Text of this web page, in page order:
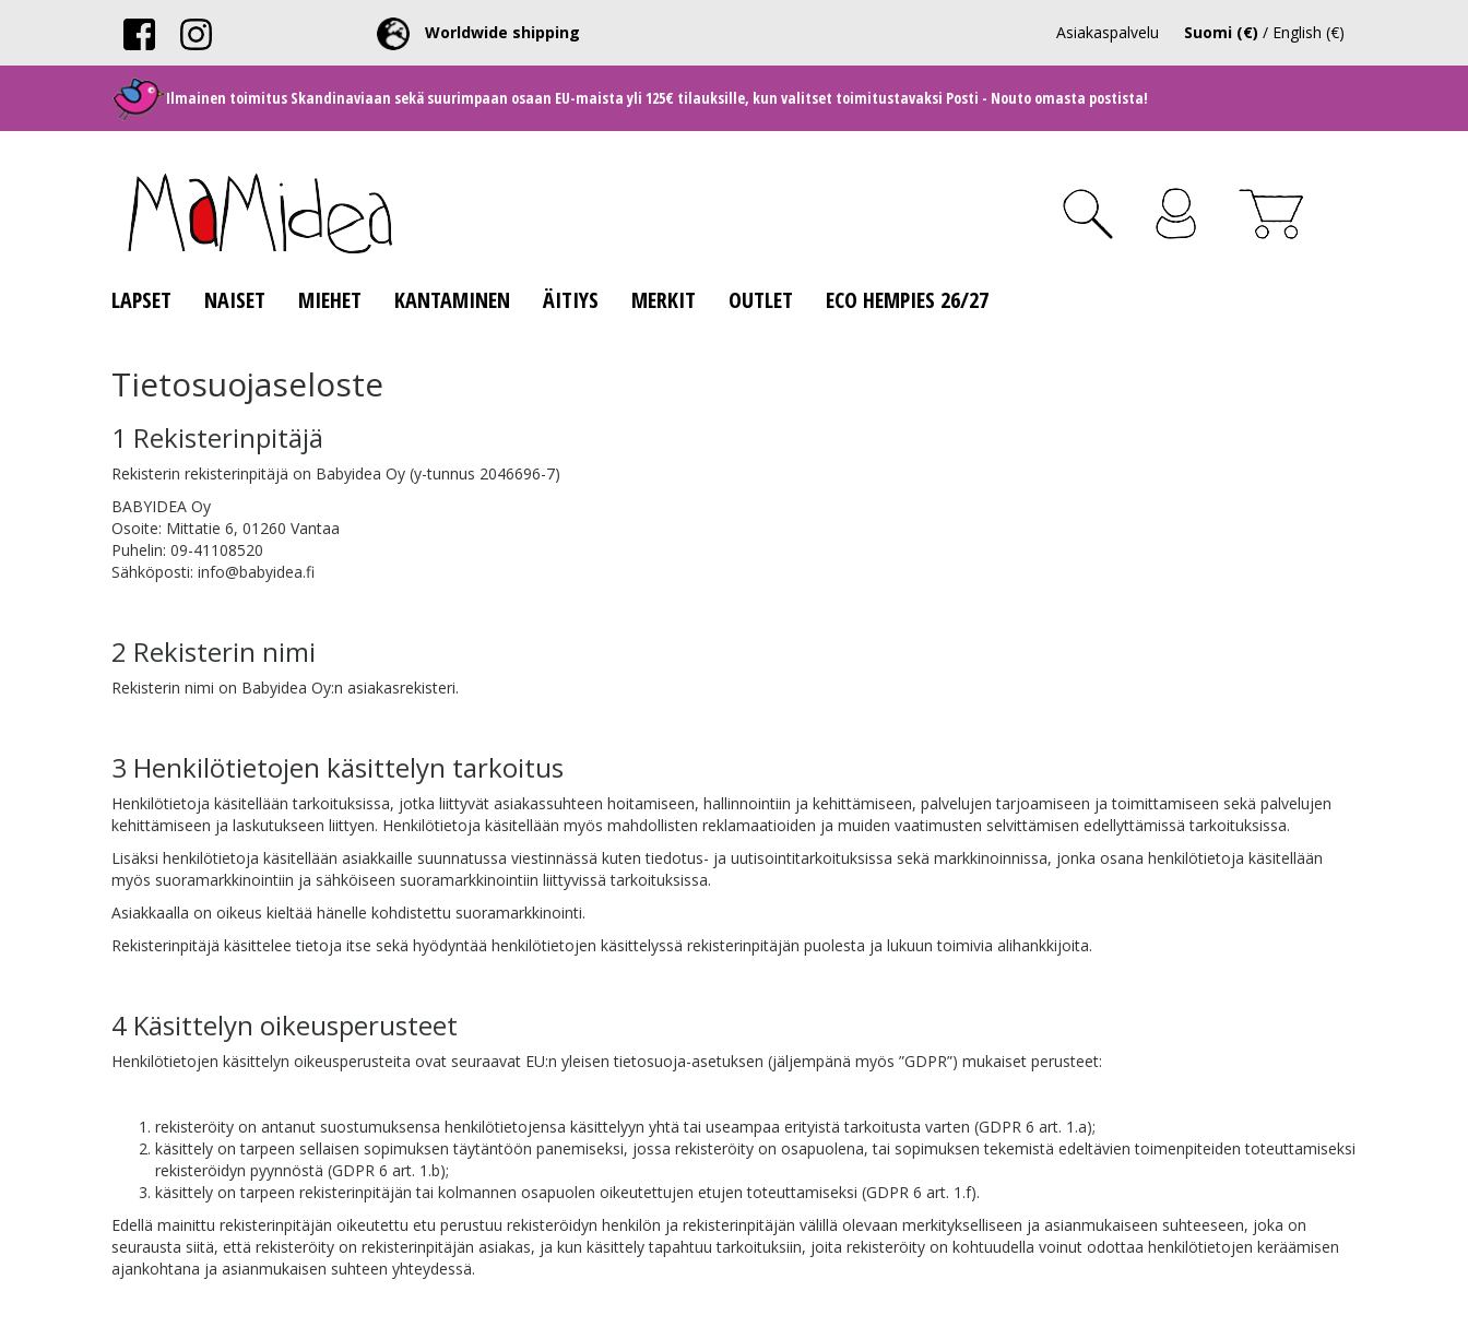
Worldwide shipping Suomi (€) / English (€)
Asiakaspalvelu
Ilmainen toimitus Skandinaviaan sekä suurimpaan osaan EU-maista yli 125€ tilauksille, kun valitset toimitustavaksi Posti - Nouto omasta postista!
LAPSET NAISET MIEHET KANTAMINEN ÄITIYS MERKIT OUTLET ECO HEMPIES 26/27
Tietosuojaseloste
1 Rekisterinpitäjä
Rekisterin rekisterinpitäjä on Babyidea Oy (y-tunnus 2046696-7)
BABYIDEA Oy
Osoite: Mittatie 6, 01260 Vantaa
Puhelin: 09-41108520
Sähköposti: info@babyidea.fi
2 Rekisterin nimi
Rekisterin nimi on Babyidea Oy:n asiakasrekisteri.
3 Henkilötietojen käsittelyn tarkoitus
Henkilötietoja käsitellään tarkoituksissa, jotka liittyvät asiakassuhteen hoitamiseen, hallinnointiin ja kehittämiseen, palvelujen tarjoamiseen ja toimittamiseen sekä palvelujen
kehittämiseen ja laskutukseen liittyen. Henkilötietoja käsitellään myös mahdollisten reklamaatioiden ja muiden vaatimusten selvittämisen edellyttämissä tarkoituksissa.
Lisäksi henkilötietoja käsitellään asiakkaille suunnatussa viestinnässä kuten tiedotus- ja uutisointitarkoituksissa sekä markkinoinnissa, jonka osana henkilötietoja käsitellään
myös suoramarkkinointiin ja sähköiseen suoramarkkinointiin liittyvissä tarkoituksissa.
Asiakkaalla on oikeus kieltää hänelle kohdistettu suoramarkkinointi.
Rekisterinpitäjä käsittelee tietoja itse sekä hyödyntää henkilötietojen käsittelyssä rekisterinpitäjän puolesta ja lukuun toimivia alihankkijoita.
4 Käsittelyn oikeusperusteet
Henkilötietojen käsittelyn oikeusperusteita ovat seuraavat EU:n yleisen tietosuoja-asetuksen (jäljempänä myös ”GDPR”) mukaiset perusteet:
rekisteröity on antanut suostumuksensa henkilötietojensa käsittelyyn yhtä tai useampaa erityistä tarkoitusta varten (GDPR 6 art. 1.a);
käsittely on tarpeen sellaisen sopimuksen täytäntöön panemiseksi, jossa rekisteröity on osapuolena, tai sopimuksen tekemistä edeltävien toimenpiteiden toteuttamiseksi
rekisteröidyn pyynnöstä (GDPR 6 art. 1.b);
käsittely on tarpeen rekisterinpitäjän tai kolmannen osapuolen oikeutettujen etujen toteuttamiseksi (GDPR 6 art. 1.f).
Edellä mainittu rekisterinpitäjän oikeutettu etu perustuu rekisteröidyn henkilön ja rekisterinpitäjän välillä olevaan merkitykselliseen ja asianmukaiseen suhteeseen, joka on
seurausta siitä, että rekisteröity on rekisterinpitäjän asiakas, ja kun käsittely tapahtuu tarkoituksiin, joita rekisteröity on kohtuudella voinut odottaa henkilötietojen keräämisen
ajankohtana ja asianmukaisen suhteen yhteydessä.